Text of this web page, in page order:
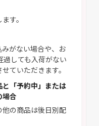
す。
がない場合や、お
しても入荷がない
ていただきます。
と「予約中」または
場合
の商品は後日別配